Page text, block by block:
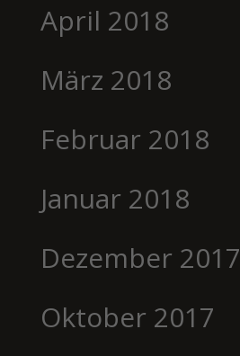
April 2018
März 2018
Februar 2018
Januar 2018
Dezember 2017
Oktober 2017